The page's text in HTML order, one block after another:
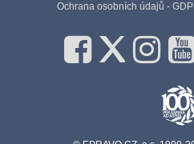
Ochrana osobních údajů -